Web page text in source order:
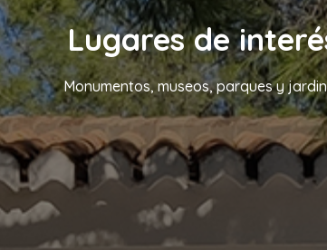
Lugares de
Monumentos, museos, parques y